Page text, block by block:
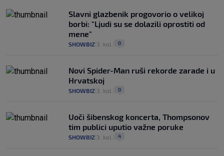
Slavni glazbenik progovorio o velikoj
borbi: "Ljudi su se dolazili oprostiti od
mene"
SHOWBIZ 3. kol. 0
Novi Spider-Man ruši rekorde zarade i u
Hrvatskoj
SHOWBIZ 3. kol. 0
Uoči šibenskog koncerta, Thompsonov
tim publici uputio važne poruke
SHOWBIZ 3. kol. 4